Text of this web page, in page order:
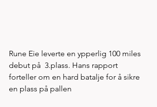
Rune Eie leverte en ypperlig 100 miles
debut på  3.plass. Hans rapport
forteller om en hard batalje for å sikre
en plass på pallen